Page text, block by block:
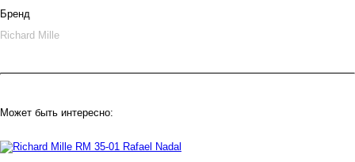
Бренд
Richard Mille
Может быть интересно: